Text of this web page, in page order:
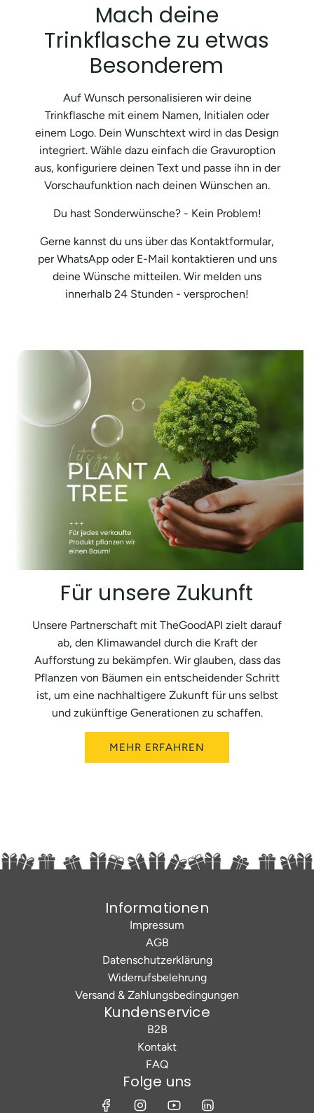
Mach deine
Trinkflasche zu etwas
Besonderem
Auf Wunsch personalisieren wir deine
Trinkflasche mit einem Namen, Initialen oder
einem Logo. Dein Wunschtext wird in das Design
integriert. Wähle dazu einfach die Gravuroption
aus, konfiguriere deinen Text und passe ihn in der
Vorschaufunktion nach deinen Wünschen an.
Du hast Sonderwünsche? - Kein Problem!
Gerne kannst du uns über das Kontaktformular,
per WhatsApp oder E-Mail kontaktieren und uns
deine Wünsche mitteilen. Wir melden uns
innerhalb 24 Stunden - versprochen!
Für unsere Zukunft
Unsere Partnerschaft mit TheGoodAPI zielt darauf
ab, den Klimawandel durch die Kraft der
Aufforstung zu bekämpfen. Wir glauben, dass das
Pflanzen von Bäumen ein entscheidender Schritt
ist, um eine nachhaltigere Zukunft für uns selbst
und zukünftige Generationen zu schaffen.
MEHR ERFAHREN
Informationen
Impressum
AGB
Datenschutzerklärung
Widerrufsbelehrung
Versand & Zahlungsbedingungen
Kundenservice
B2B
Kontakt
FAQ
Folge uns